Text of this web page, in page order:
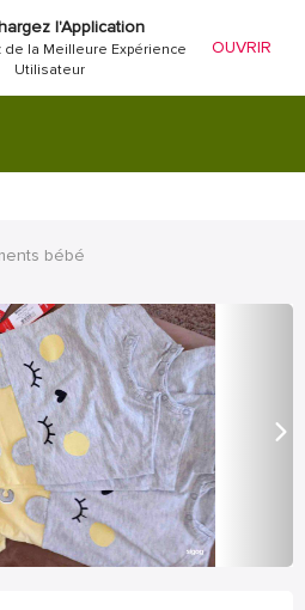
l'Application
de la Meilleure Expérience
Utilisateur
OUVRIR
bébé